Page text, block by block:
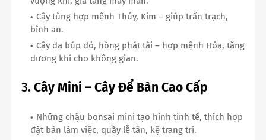
Cây tùng hợp mệnh Thủy, Kim – giúp trấn trạch,
bình an.
Cây đa búp đỏ, hồng phát tài – hợp mệnh Hỏa, tăng
dương khí cho không gian.
3.Cây Mini – Cây Để Bàn Cao Cấp
Những chậu bonsai mini tạo hình tinh tế, thích hợp
đặt bàn làm việc, quầy lễ tân, kệ trang trí.